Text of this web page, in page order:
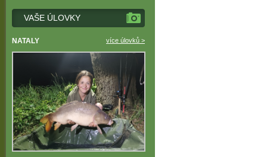
VAŠE ÚLOVKY
NATALY více úlovků >